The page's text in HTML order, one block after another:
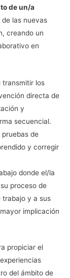
de un/a
las nuevas
creando un
en
transmitir los
directa de
y
secuencial.
de
y corregir
donde el/la
proceso de
trabajo y a sus
implicación
propiciar el
del ámbito de